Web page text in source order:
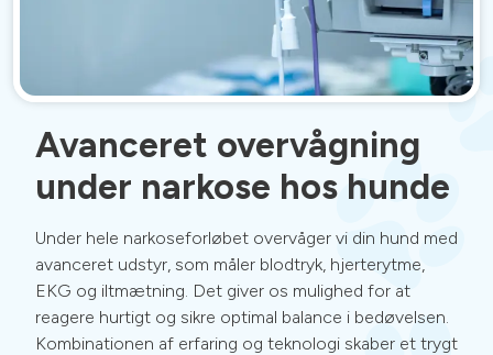
Avanceret overvågning
under narkose hos hunde
Under hele narkoseforløbet overvåger vi din hund med
avanceret udstyr, som måler blodtryk, hjerterytme,
EKG og iltmætning. Det giver os mulighed for at
reagere hurtigt og sikre optimal balance i bedøvelsen.
Kombinationen af erfaring og teknologi skaber et trygt